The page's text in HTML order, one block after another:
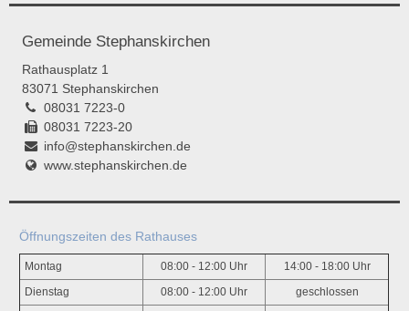
Gemeinde Stephanskirchen
Rathausplatz 1
83071 Stephanskirchen
08031 7223-0
08031 7223-20
info@stephanskirchen.de
www.stephanskirchen.de
Öffnungszeiten des Rathauses
Montag 08:00 - 12:00 Uhr 14:00 - 18:00 Uhr
Dienstag 08:00 - 12:00 Uhr geschlossen